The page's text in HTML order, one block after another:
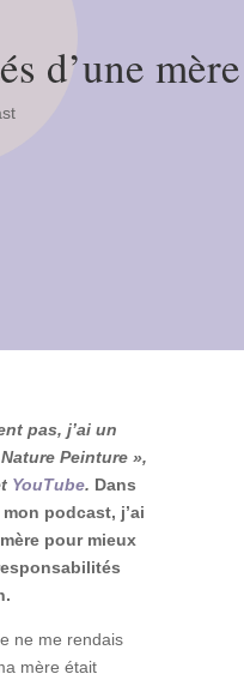
d’une mère
pas, j’ai un
Peinture »,
YouTube. Dans
podcast, j’ai
pour mieux
ne me rendais
mère était